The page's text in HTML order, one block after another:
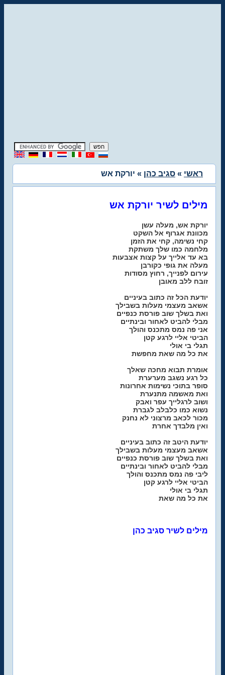
ראשי » סגיב כהן » יורקת אש
מילים לשיר יורקת אש
יורקת אש, מעלה עשן
מכוונת אגרוף אל השקט
קחי נשימה, קחי את הזמן
מלחמה כמו שלך משתקת
בא עד אלייך על קצות אצבעות
מעלה את גופי כקורבן
עירום לפנייך, רחוץ מסודות
זובח ללב מאובן
יודעת הכל זה כתוב בעיניים
אשאב מעצמי מעלות בשבילך
ואת בשלך שוב פורסת כנפיים
מבלי להביט לאחור ובינתיים
אני פה נמס מתכנס והולך
הביטי אליי לרגע קטן
תגלי בי אולי
את כל מה שאת מחפשת
אומרת תבוא מחכה שאלך
כל רגע נשגב מערערת
סופר בתוכי נשימות אחרונות
ואת מאשמה מתנערת
ושוב לרגלייך עפר ואבק
נשוא כמו כלבלב לגברת
מכור לכאב מרצוני לא נחנק
ואין מלבדך אחרת
יודעת היטב זה כתוב בעיניים
אשאב מעצמי מעלות בשבילך
ואת בשלך שוב פורסת כנפיים
מבלי להביט לאחור ובינתיים
ליבי פה נמס מתכנס והולך
הביטי אליי לרגע קטן
תגלי בי אולי
את כל מה שאת
מילים לשיר סגיב כהן